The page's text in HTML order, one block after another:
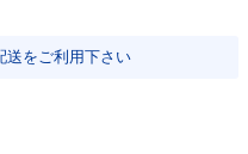
送をご利用下さい